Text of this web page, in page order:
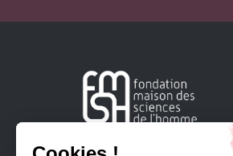
Créée en 1963, la Fondation